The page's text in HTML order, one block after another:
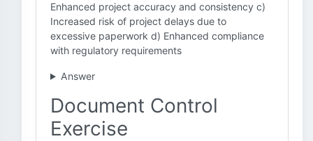
Enhanced project accuracy and consistency c)
Increased risk of project delays due to
excessive paperwork d) Enhanced compliance
with regulatory requirements
Answer
Document Control
Exercise